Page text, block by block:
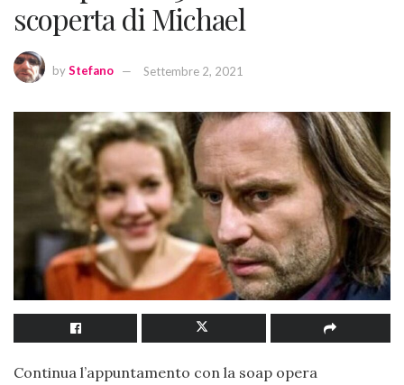
scoperta di Michael
byStefano Settembre 2, 2021
Continua l’appuntamento con la soap opera